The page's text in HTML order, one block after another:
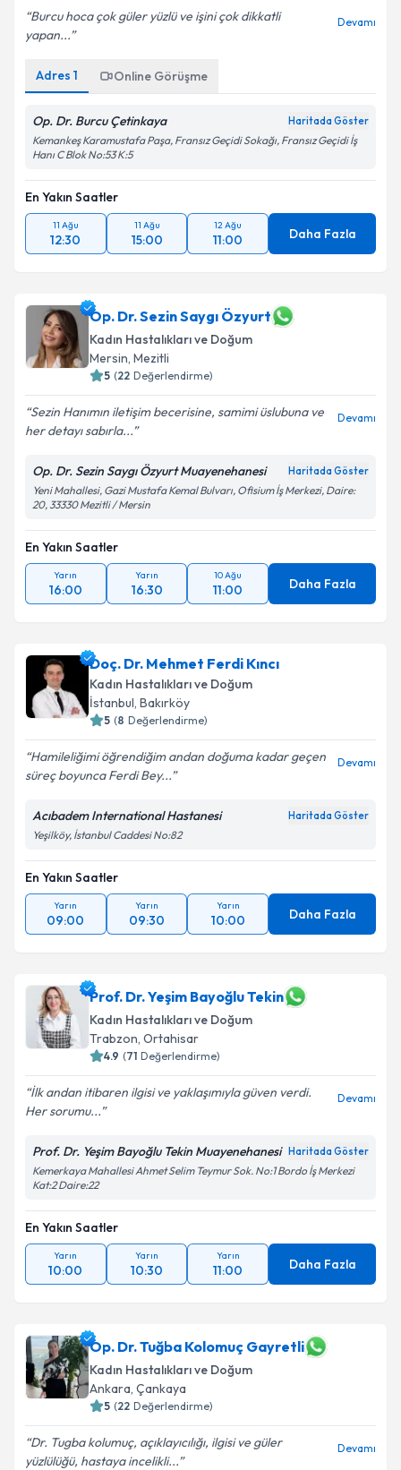
Burcu hoca çok güler yüzlü ve işini çok dikkatli
yapan...
Devamı
Adres 1 Online Görüşme
Op. Dr. Burcu Çetinkaya Haritada Göster
Kemankeş Karamustafa Paşa, Fransız Geçidi Sokağı, Fransız Geçidi İş
Hanı C Blok No:53 K:5
En Yakın Saatler
11 Ağu
12:30
11 Ağu
15:00
12 Ağu
11:00 Daha Fazla
Op. Dr. Sezin Saygı Özyurt
Kadın Hastalıkları ve Doğum
Mersin, Mezitli
5 (22 Değerlendirme)
Sezin Hanımın iletişim becerisine, samimi üslubuna ve
her detayı sabırla...
Devamı
Op. Dr. Sezin Saygı Özyurt Muayenehanesi Haritada Göster
Yeni Mahallesi, Gazi Mustafa Kemal Bulvarı, Ofisium İş Merkezi, Daire:
20, 33330 Mezitli / Mersin
En Yakın Saatler
Yarın
16:00
Yarın
16:30
10 Ağu
11:00 Daha Fazla
Doç. Dr. Mehmet Ferdi Kıncı
Kadın Hastalıkları ve Doğum
İstanbul, Bakırköy
5 (8 Değerlendirme)
Hamileliğimi öğrendiğim andan doğuma kadar geçen
süreç boyunca Ferdi Bey...
Devamı
Acıbadem International Hastanesi Haritada Göster
Yeşilköy, İstanbul Caddesi No:82
En Yakın Saatler
Yarın
09:00
Yarın
09:30
Yarın
10:00 Daha Fazla
Prof. Dr. Yeşim Bayoğlu Tekin
Kadın Hastalıkları ve Doğum
Trabzon, Ortahisar
4.9 (71 Değerlendirme)
İlk andan itibaren ilgisi ve yaklaşımıyla güven verdi.
Her sorumu...
Devamı
Prof. Dr. Yeşim Bayoğlu Tekin Muayenehanesi Haritada Göster
Kemerkaya Mahallesi Ahmet Selim Teymur Sok. No:1 Bordo İş Merkezi
Kat:2 Daire:22
En Yakın Saatler
Yarın
10:00
Yarın
10:30
Yarın
11:00 Daha Fazla
Op. Dr. Tuğba Kolomuç Gayretli
Kadın Hastalıkları ve Doğum
Ankara, Çankaya
5 (22 Değerlendirme)
Dr. Tugba kolumuç, açıklayıcılığı, ilgisi ve güler
yüzlülüğü, hastaya incelikli...
Devamı